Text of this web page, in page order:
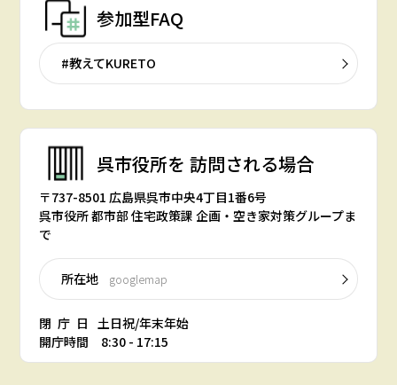
参加型FAQ
#教えてKURETO
呉市役所を 訪問される場合
〒737-8501 広島県呉市中央4丁目1番6号
呉市役所 都市部 住宅政策課 企画・空き家対策グループま
で
所在地 googlemap
閉庁日 土日祝/年末年始
開庁時間 8:30 - 17:15